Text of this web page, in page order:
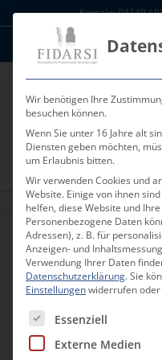
Inhalt
Kontakt: 04149 /
News
FIDARSI Depot
FIDARSI Depot
FIDARSI empfiehlt
Wir benötigen Ihre
besuchen können.
Wenn Sie unter 16 Jahre alt
Diensten geben möchten,
um Erlaubnis bitten.
Wir verwenden Cookies und
Website. Einige von ihnen
helfen, diese Website und
Personenbezogene Daten
Adressen), z. B. für
Anzeigen- und
Verwendung Ihrer Daten
Datenschutzerklärung.Sie
Einstellungenwiderrufen oder
Es folgt eine Liste der
Essenziell
Externe Medien